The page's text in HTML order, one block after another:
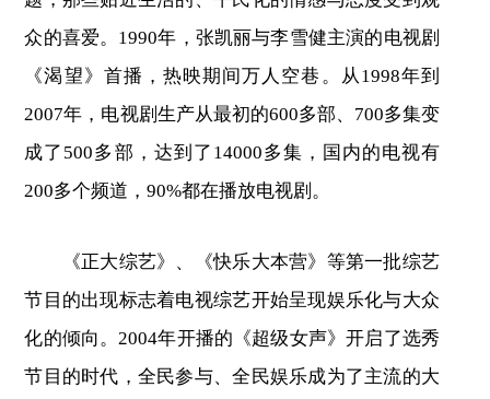
众的喜爱。1990年，张凯丽与李雪健主演的电视剧
《渴望》首播，热映期间万人空巷。从1998年到
2007年，电视剧生产从最初的600多部、700多集变
成了500多部，达到了14000多集，国内的电视有
200多个频道，90%都在播放电视剧。
《正大综艺》、《快乐大本营》等第一批综艺
节目的出现标志着电视综艺开始呈现娱乐化与大众
化的倾向。2004年开播的《超级女声》开启了选秀
节目的时代，全民参与、全民娱乐成为了主流的大